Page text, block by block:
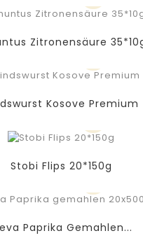
Zitronensäure
Kosove Premium
Stobi Flips 20*150g
Paprika Gemahlen...